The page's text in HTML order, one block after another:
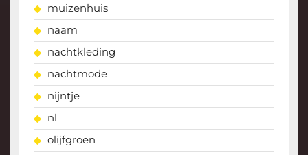
muizenhuis
naam
nachtkleding
nachtmode
nijntje
nl
olijfgroen